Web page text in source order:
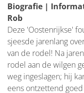
Biografie |
Rob
Deze 'Oostenrijkse'
sjeesde jarenlang
van de rodel! Na
rodel aan de wilgen
weg ingeslagen; hij
eens ontzettend